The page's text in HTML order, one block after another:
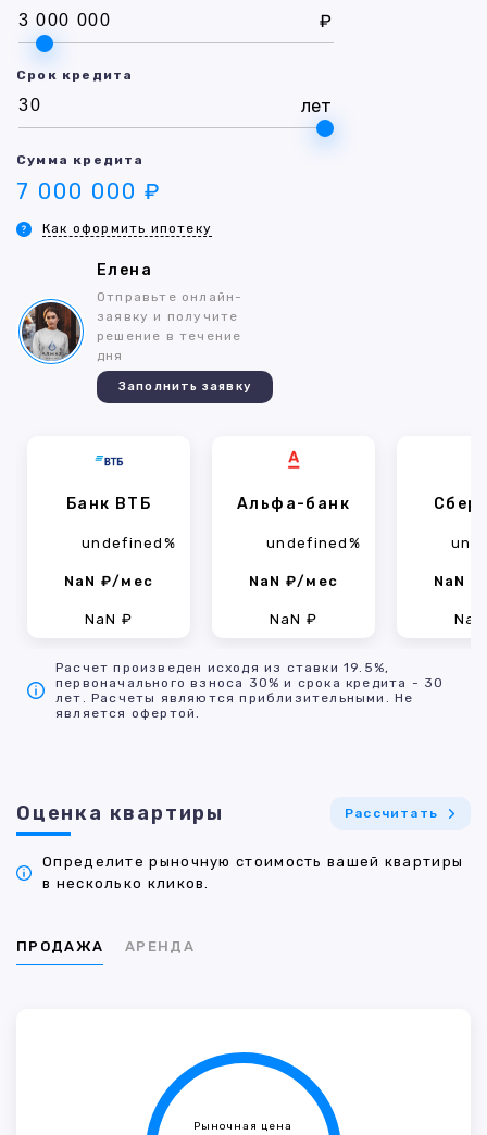
₽
Срок кредита
лет
Сумма кредита
7 000 000 ₽
Как оформить ипотеку
Елена
Отправьте онлайн-
заявку и получите
решение в течение
дня
Заполнить заявку
Банк ВТБ
undefined%
NaN ₽/мес
NaN ₽
Альфа-банк
undefined%
NaN ₽/мес
NaN ₽
NaN
Расчет произведен исходя из ставки 19.5%,
первоначального взноса 30% и срока кредита - 30
лет. Расчеты являются приблизительными. Не
является офертой.
Оценка квартиры Рассчитать
Определите рыночную стоимость вашей квартиры
в несколько кликов.
ПРОДАЖА АРЕНДА
Рыночная цена